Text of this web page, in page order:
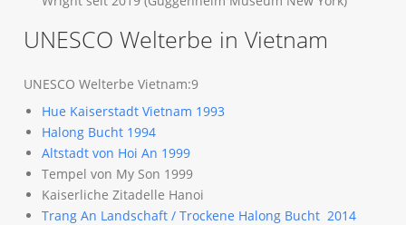
UNESCO Welterbe in Vietnam
UNESCO Welterbe Vietnam:9
Hue Kaiserstadt Vietnam 1993
Halong Bucht 1994
Altstadt von Hoi An 1999
Tempel von My Son 1999
Kaiserliche Zitadelle Hanoi
Trang An Landschaft / Trockene Halong Bucht 2014